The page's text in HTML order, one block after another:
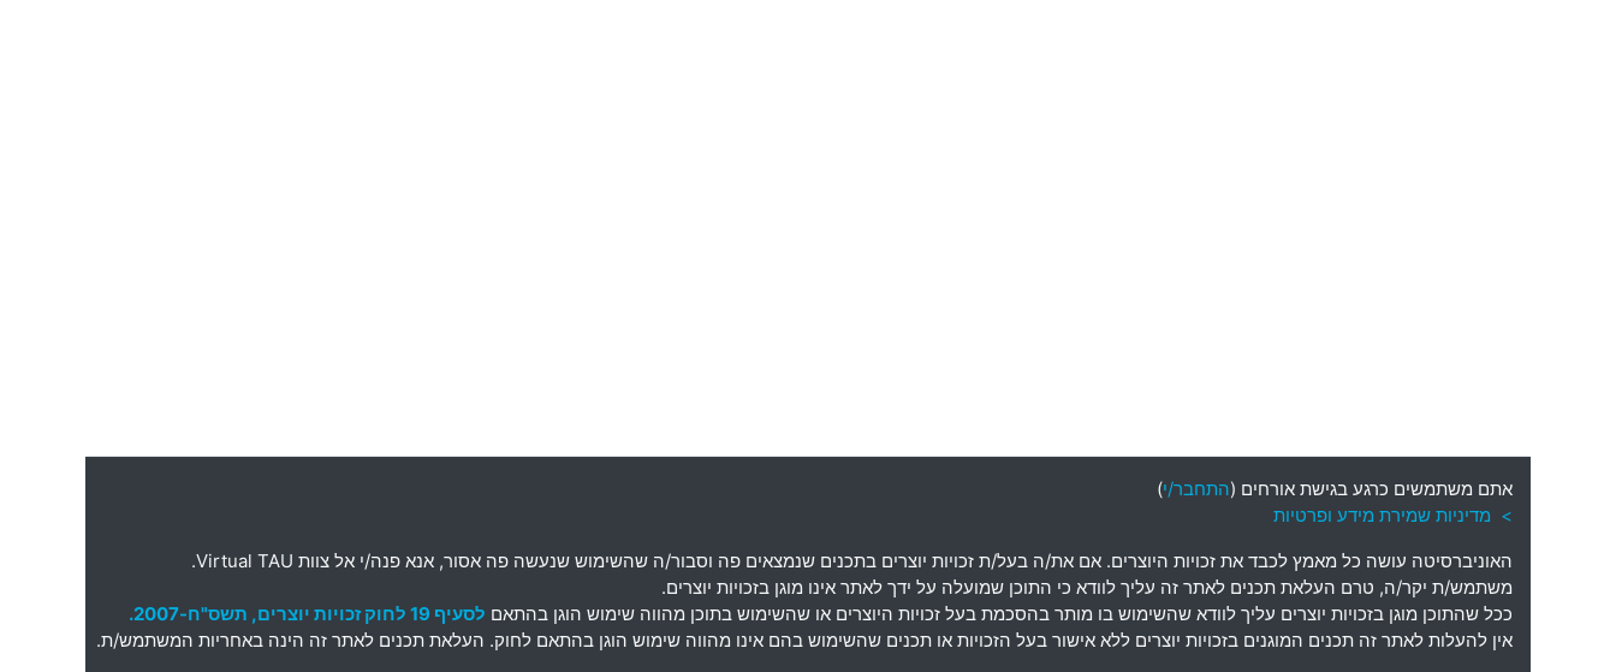
אתם משתמשים כרגע בגישת אורחים (התחבר/י)
> מדיניות שמירת מידע ופרטיות
האוניברסיטה עושה כל מאמץ לכבד את זכויות היוצרים. אם את/ה בעל/ת זכויות יוצרים בתכנים שנמצאים פה וסבור/ה שהשימוש שנעשה פה אסור, אנא פנה/י אל צוות Virtual TAU.
משתמש/ת יקר/ה, טרם העלאת תכנים לאתר זה עליך לוודא כי התוכן שמועלה על ידך לאתר אינו מוגן בזכויות יוצרים.
ככל שהתוכן מוגן בזכויות יוצרים עליך לוודא שהשימוש בו מותר בהסכמת בעל זכויות היוצרים או שהשימוש בתוכן מהווה שימוש הוגן בהתאם לסעיף 19 לחוק זכויות יוצרים, תשס"ח-2007.
אין להעלות לאתר זה תכנים המוגנים בזכויות יוצרים ללא אישור בעל הזכויות או תכנים שהשימוש בהם אינו מהווה שימוש הוגן בהתאם לחוק. העלאת תכנים לאתר זה הינה באחריות המשתמש/ת.